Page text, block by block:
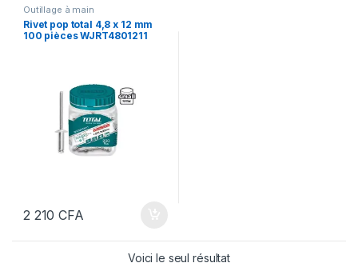
Outillage à main
Rivet pop total 4,8 x 12 mm
100 pièces WJRT4801211
2 210CFA
Voici le seul résultat